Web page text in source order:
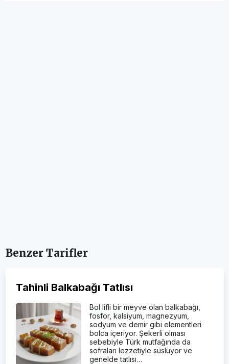
Benzer Tarifler
Tahinli Balkabağı Tatlısı
Bol lifli bir meyve olan balkabağı,
fosfor, kalsiyum, magnezyum,
sodyum ve demir gibi elementleri
bolca içeriyor. Şekerli olması
sebebiyle Türk mutfağında da
sofraları lezzetiyle süslüyor ve
genelde tatlısı…